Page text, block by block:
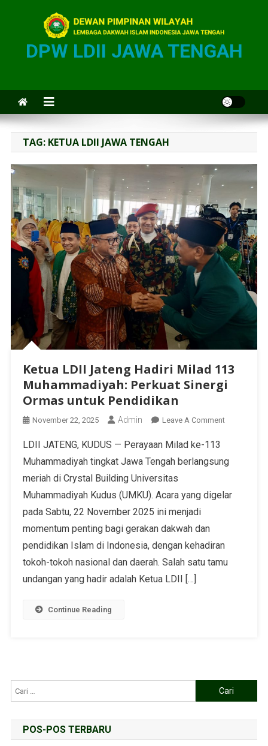
DPW LDII JAWA TENGAH
TAG: KETUA LDII JAWA TENGAH
Ketua LDII Jateng Hadiri Milad 113
Muhammadiyah: Perkuat Sinergi
Ormas untuk Pendidikan
November 22, 2025 Admin Leave A Comment
LDII JATENG, KUDUS — Perayaan Milad ke-113
Muhammadiyah tingkat Jawa Tengah berlangsung
meriah di Crystal Building Universitas
Muhammadiyah Kudus (UMKU). Acara yang digelar
pada Sabtu, 22 November 2025 ini menjadi
momentum penting bagi gerakan dakwah dan
pendidikan Islam di Indonesia, dengan kehadiran
tokoh-tokoh nasional dan daerah. Salah satu tamu
undangan yang hadir adalah Ketua LDII […]
Continue Reading
POS-POS TERBARU